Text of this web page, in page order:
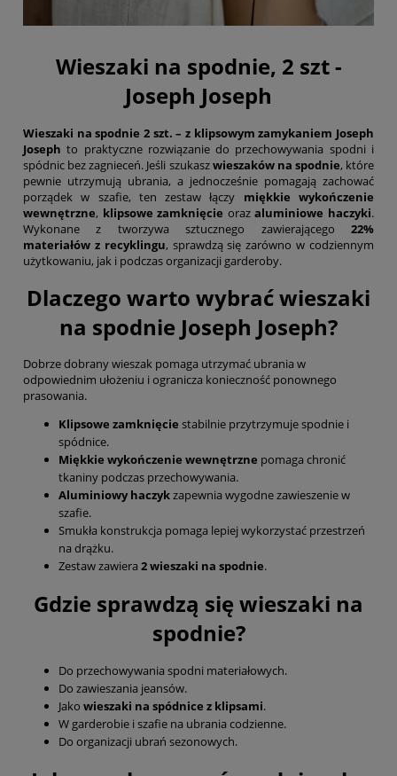
Wieszaki na spodnie, 2 szt -
Joseph Joseph
Wieszaki na spodnie 2 szt. – z klipsowym zamykaniem Joseph
Joseph to praktyczne rozwiązanie do przechowywania spodni i
spódnic bez zagnieceń. Jeśli szukaszwieszaków na spodnie, które
pewnie utrzymują ubrania, a jednocześnie pomagają zachować
porządek w szafie, ten zestaw łączy miękkie wykończenie
wewnętrzne, klipsowe zamknięcie orazaluminiowe haczyki.
Wykonane z tworzywa sztucznego zawierającego 22%
materiałów z recyklingu, sprawdzą się zarówno w codziennym
użytkowaniu, jak i podczas organizacji garderoby.
Dlaczego warto wybrać wieszaki
na spodnie Joseph Joseph?
Dobrze dobrany wieszak pomaga utrzymać ubrania w
odpowiednim ułożeniu i ogranicza konieczność ponownego
prasowania.
Klipsowe zamknięcie stabilnie przytrzymuje spodnie i
spódnice.
Miękkie wykończenie wewnętrzne pomaga chronić
tkaniny podczas przechowywania.
Aluminiowy haczykzapewnia wygodne zawieszenie w
szafie.
Smukła konstrukcja pomaga lepiej wykorzystać przestrzeń
na drążku.
Zestaw zawiera 2 wieszaki na spodnie.
Gdzie sprawdzą się wieszaki na
spodnie?
Do przechowywania spodni materiałowych.
Do zawieszania jeansów.
Jako wieszaki na spódnice z klipsami.
W garderobie i szafie na ubrania codzienne.
Do organizacji ubrań sezonowych.